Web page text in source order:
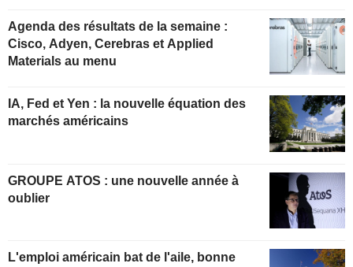
Agenda des résultats de la semaine :
Cisco, Adyen, Cerebras et Applied
Materials au menu
IA, Fed et Yen : la nouvelle équation des
marchés américains
GROUPE ATOS : une nouvelle année à
oublier
L'emploi américain bat de l'aile, bonne